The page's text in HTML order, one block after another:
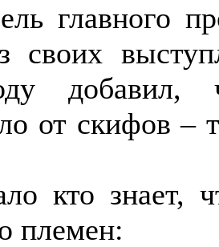
главного
своих
добавил,
от скифов –
кто знает,
племен: